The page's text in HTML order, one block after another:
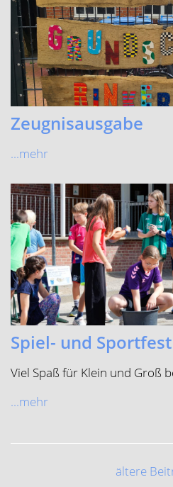
Viel Spaß für Klein und Groß
...mehr
ältere
Katholische Grundschule
Mägdestiege 8 48317
Telefon (Schule) 02538-8160
E-Mail (Schule)
Telefon (OGS) 02538-
E-Mail (OGS)
ogs-
Kontakt
Impressum